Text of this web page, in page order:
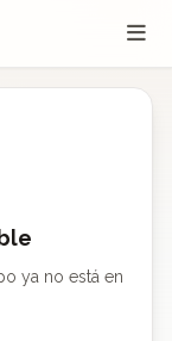
ya no está en